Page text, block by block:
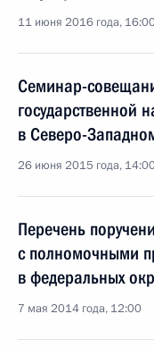
11 июня 2016 года,
Семинар-
государственной
в Северо-
26 июня 2015 года,
Перечень
с полномочными
в федеральных
7 мая 2014 года, 12:00